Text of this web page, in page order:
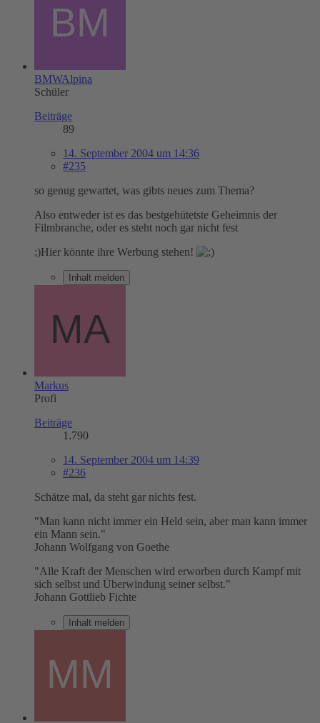
BMWAlpina
Schüler
Beiträge
89
14. September 2004 um 14:36
#235
so genug gewartet, was gibts neues zum Thema?
Also entweder ist es das bestgehütetste Geheimnis der
Filmbranche, oder es steht noch gar nicht fest
;)Hier könnte ihre Werbung stehen!
Inhalt melden
Markus
Profi
Beiträge
1.790
14. September 2004 um 14:39
#236
Schätze mal, da steht gar nichts fest.
"Man kann nicht immer ein Held sein, aber man kann immer
ein Mann sein."
Johann Wolfgang von Goethe
"Alle Kraft der Menschen wird erworben durch Kampf mit
sich selbst und Überwindung seiner selbst."
Johann Gottlieb Fichte
Inhalt melden